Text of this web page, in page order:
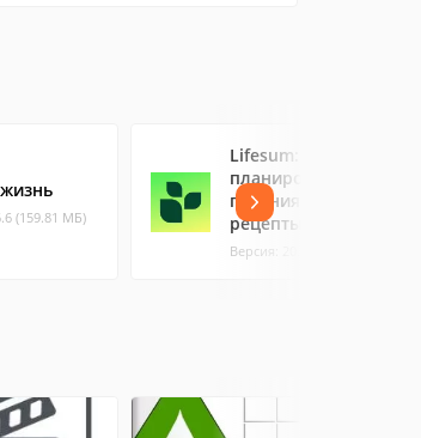
(159.81 МБ)
Lifesum:
планировщик
питания и простые
рецепты
Версия: 20.9.2 (73.3 МБ)